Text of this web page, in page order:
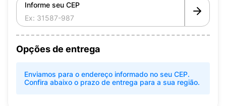
Informe seu CEP
Opções de entrega
Enviamos para o endereço informado no seu CEP.
Confira abaixo o prazo de entrega para a sua região.